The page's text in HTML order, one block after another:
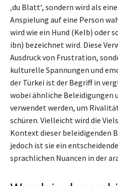
‚du Blatt‘, sondern wird als
Anspielung auf eine Person
wird wie ein Hund (Kelb) oder
ibn) bezeichnet wird. Diese
Ausdruck von Frustration,
kulturelle Spannungen und
der Türkei ist der Begriff in
wobei ähnliche Beleidigungen
verwendet werden, um
schüren. Vielleicht wird die
Kontext dieser beleidigenden
jedoch ist sie ein
sprachlichen Nuancen in der